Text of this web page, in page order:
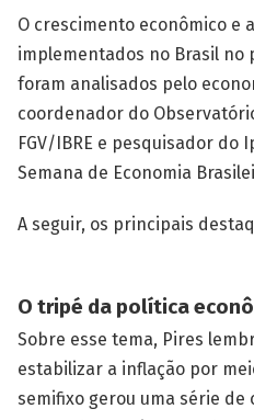
O crescimento econômico e
implementados no Brasil no
foram analisados pelo
coordenador do
FGV/IBRE e pesquisador do
Semana de Economia
A seguir, os principais
O tripé da política
Sobre esse tema, Pires
estabilizar a inflação por
semifixo gerou uma série de